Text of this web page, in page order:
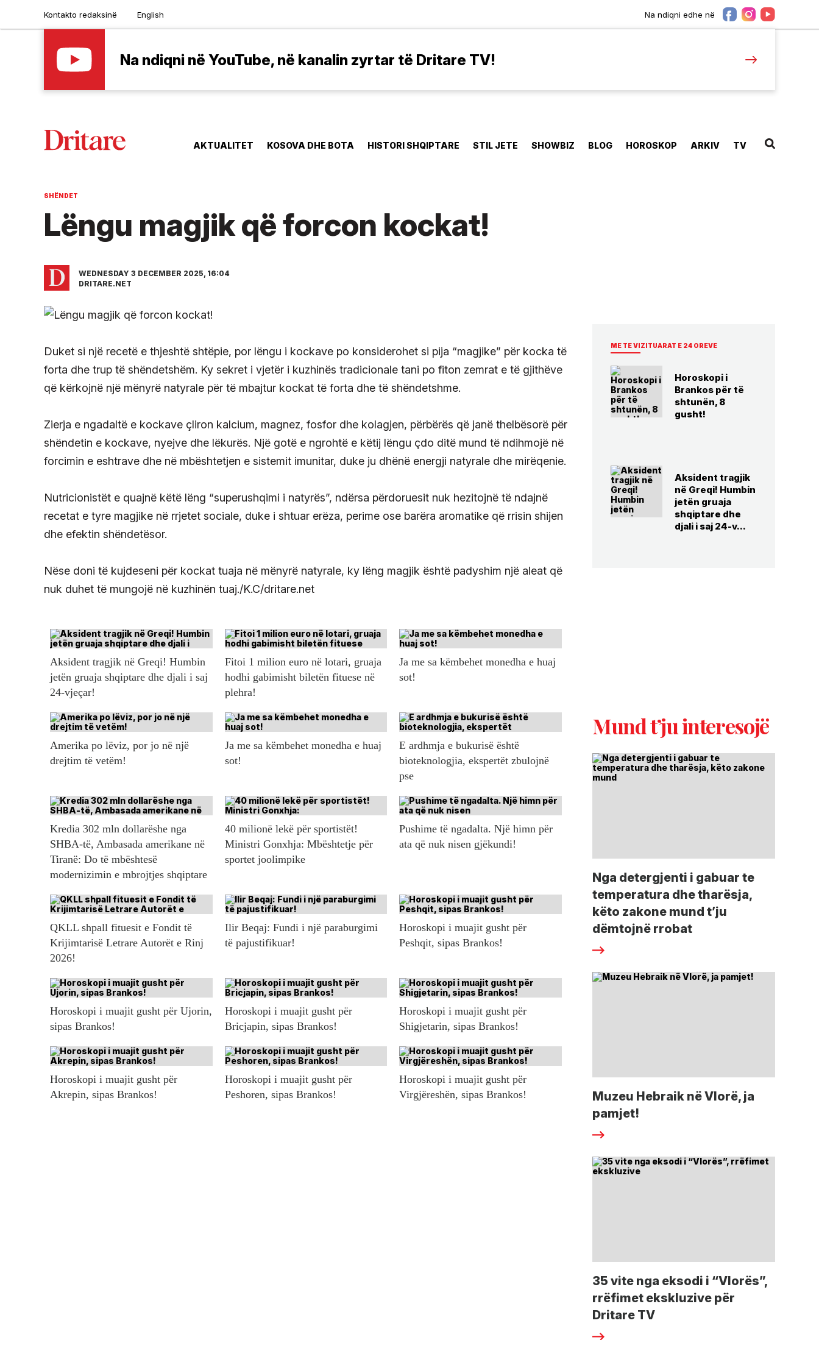
Kontakto redaksinë English Na ndiqni edhe në
Na ndiqni në YouTube, në kanalin zyrtar të Dritare TV!
AKTUALITET KOSOVA DHE BOTA HISTORI SHQIPTARE STIL JETE SHOWBIZ BLOG HOROSKOP ARKIV TV
SHËNDET
Lëngu magjik që forcon kockat!
WEDNESDAY 3 DECEMBER 2025, 16:04
DRITARE.NET
Duket si një recetë e thjeshtë shtëpie, por lëngu i kockave po konsiderohet si pija “magjike” për kocka të
forta dhe trup të shëndetshëm. Ky sekret i vjetër i kuzhinës tradicionale tani po fiton zemrat e të gjithëve
që kërkojnë një mënyrë natyrale për të mbajtur kockat të forta dhe të shëndetshme.
Zierja e ngadaltë e kockave çliron kalcium, magnez, fosfor dhe kolagjen, përbërës që janë thelbësorë për
shëndetin e kockave, nyejve dhe lëkurës. Një gotë e ngrohtë e këtij lëngu çdo ditë mund të ndihmojë në
forcimin e eshtrave dhe në mbështetjen e sistemit imunitar, duke ju dhënë energji natyrale dhe mirëqenie.
Nutricionistët e quajnë këtë lëng “superushqimi i natyrës”, ndërsa përdoruesit nuk hezitojnë të ndajnë
recetat e tyre magjike në rrjetet sociale, duke i shtuar erëza, perime ose barëra aromatike që rrisin shijen
dhe efektin shëndetësor.
Nëse doni të kujdeseni për kockat tuaja në mënyrë natyrale, ky lëng magjik është padyshim një aleat që
nuk duhet të mungojë në kuzhinën tuaj./K.C/dritare.net
Aksident tragjik në Greqi! Humbin
jetën gruaja shqiptare dhe djali i saj
24-vjeçar!
Fitoi 1 milion euro në lotari, gruaja
hodhi gabimisht biletën fituese në
plehra!
Ja me sa këmbehet monedha e huaj
sot!
Amerika po lëviz, por jo në një
drejtim të vetëm!
Ja me sa këmbehet monedha e huaj
sot!
E ardhmja e bukurisë është
bioteknologjia, ekspertët zbulojnë
pse
Kredia 302 mln dollarëshe nga
SHBA-të, Ambasada amerikane në
Tiranë: Do të mbështesë
modernizimin e mbrojtjes shqiptare
40 milionë lekë për sportistët!
Ministri Gonxhja: Mbështetje për
sportet joolimpike
Pushime të ngadalta. Një himn për
ata që nuk nisen gjëkundi!
QKLL shpall fituesit e Fondit të
Krijimtarisë Letrare Autorët e Rinj
2026!
Ilir Beqaj: Fundi i një paraburgimi
të pajustifikuar!
Horoskopi i muajit gusht për
Peshqit, sipas Brankos!
Horoskopi i muajit gusht për Ujorin,
sipas Brankos!
Horoskopi i muajit gusht për
Bricjapin, sipas Brankos!
Horoskopi i muajit gusht për
Shigjetarin, sipas Brankos!
Horoskopi i muajit gusht për
Akrepin, sipas Brankos!
Horoskopi i muajit gusht për
Peshoren, sipas Brankos!
Horoskopi i muajit gusht për
Virgjëreshën, sipas Brankos!
ME TE VIZITUARAT E 24 OREVE
Horoskopi i
Brankos për të
shtunën, 8
gusht!
Aksident tragjik
në Greqi! Humbin
jetën gruaja
shqiptare dhe
djali i saj 24-v...
Mund t’ju interesojë
Nga detergjenti i gabuar te
temperatura dhe tharësja,
këto zakone mund t’ju
dëmtojnë rrobat
Muzeu Hebraik në Vlorë, ja
pamjet!
35 vite nga eksodi i “Vlorës”,
rrëfimet ekskluzive për
Dritare TV